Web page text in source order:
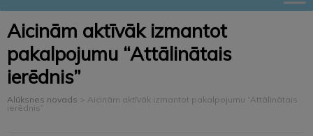
Aicinām aktīvāk izmantot
pakalpojumu “Attālinātais
ierēdnis”
Alūksnes novads > Aicinām aktīvāk izmantot pakalpojumu “Attālinātais
ierēdnis”